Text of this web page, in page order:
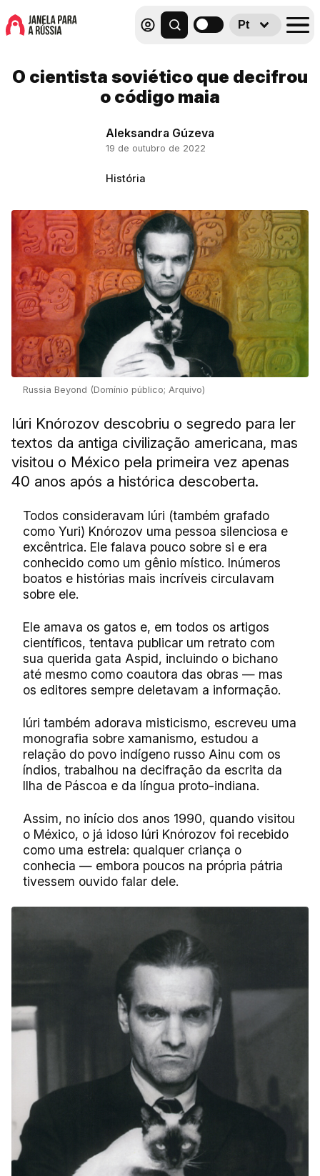
Pt
O cientista soviético que decifrou
o código maia
Aleksandra Gúzeva
19 de outubro de 2022
História
Russia Beyond (Domínio público; Arquivo)
Iúri Knórozov descobriu o segredo para ler
textos da antiga civilização americana, mas
visitou o México pela primeira vez apenas
40 anos após a histórica descoberta.
Todos consideravam Iúri (também grafado
como Yuri) Knórozov uma pessoa silenciosa e
excêntrica. Ele falava pouco sobre si e era
conhecido como um gênio místico. Inúmeros
boatos e histórias mais incríveis circulavam
sobre ele.
Ele amava os gatos e, em todos os artigos
científicos, tentava publicar um retrato com
sua querida gata Aspid, incluindo o bichano
até mesmo como coautora das obras — mas
os editores sempre deletavam a informação.
Iúri também adorava misticismo, escreveu uma
monografia sobre xamanismo, estudou a
relação do povo indígeno russo Ainu com os
índios, trabalhou na decifração da escrita da
Ilha de Páscoa e da língua proto-indiana.
Assim, no início dos anos 1990, quando visitou
o México, o já idoso Iúri Knórozov foi recebido
como uma estrela: qualquer criança o
conhecia — embora poucos na própria pátria
tivessem ouvido falar dele.